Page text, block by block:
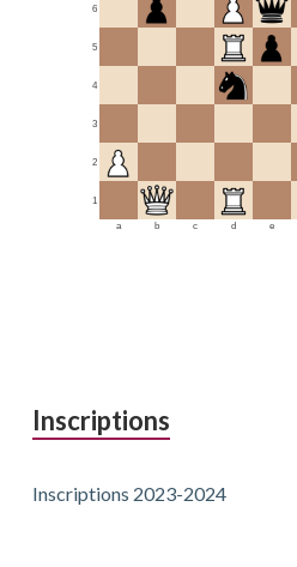
1
2
3
4
5
6
a b c d e
Inscriptions
Inscriptions 2023-2024